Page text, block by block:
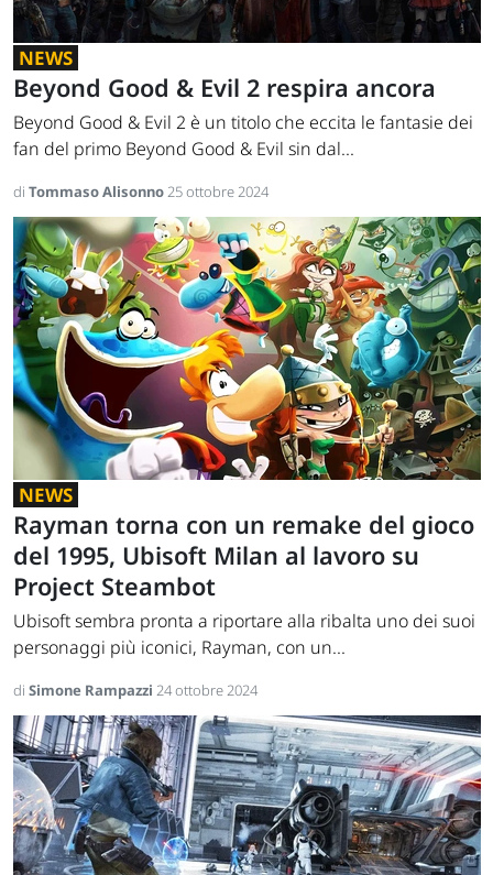
NEWS
Beyond Good & Evil 2 respira ancora
Beyond Good & Evil 2 è un titolo che eccita le fantasie dei
fan del primo Beyond Good & Evil sin dal...
di Tommaso Alisonno25 ottobre 2024
NEWS
Rayman torna con un remake del gioco
del 1995, Ubisoft Milan al lavoro su
Project Steambot
Ubisoft sembra pronta a riportare alla ribalta uno dei suoi
personaggi più iconici, Rayman, con un...
di Simone Rampazzi 24 ottobre 2024